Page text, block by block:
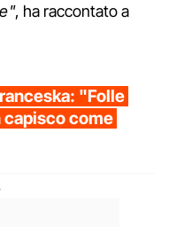
, ha raccontato a
"Folle
capisco come